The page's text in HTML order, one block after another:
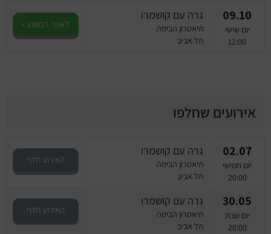
09.10
יום שישי
12:00
גרה עם קושמרו
תיאטרון הבימה
תל אביב
לאתר המופע »
אירועים שחלפו
02.07
יום חמישי
20:00
גרה עם קושמרו
תיאטרון הבימה
תל אביב
האירוע חלף
30.05
יום שבת
20:00
גרה עם קושמרו
תיאטרון הבימה
תל אביב
האירוע חלף